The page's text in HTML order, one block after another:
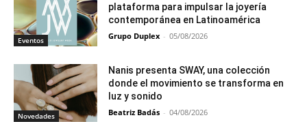
Eventos
plataforma para impulsar la joyería
contemporánea en Latinoamérica
Grupo Duplex - 05/08/2026
Novedades
Nanis presenta SWAY, una colección
donde el movimiento se transforma en
luz y sonido
Beatriz Badás - 04/08/2026